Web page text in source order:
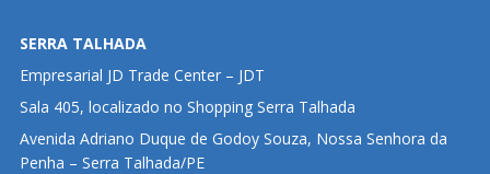
SERRA TALHADA
Empresarial JD Trade Center – JDT
Sala 405, localizado no Shopping Serra Talhada
Avenida Adriano Duque de Godoy Souza, Nossa Senhora da
Penha – Serra Talhada/PE